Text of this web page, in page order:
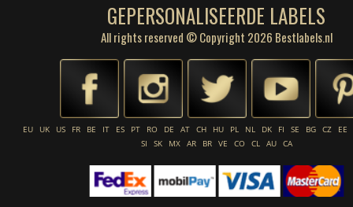
GEPERSONALISEERDE LABELS
All rights reserved © Copyright 2026 Bestlabels.nl
EU UK US FR BE IT ES PT RO DE AT CH HU PL NL DK FI SE BG CZ
EE
SI
SK MX AR BR VE CO CL AU CA